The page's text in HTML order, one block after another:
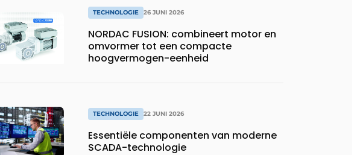
TECHNOLOGIE 26 JUNI 2026
NORDAC FUSION: combineert motor en
omvormer tot een compacte
hoogvermogen-eenheid
TECHNOLOGIE 22 JUNI 2026
Essentiële componenten van moderne
SCADA-technologie